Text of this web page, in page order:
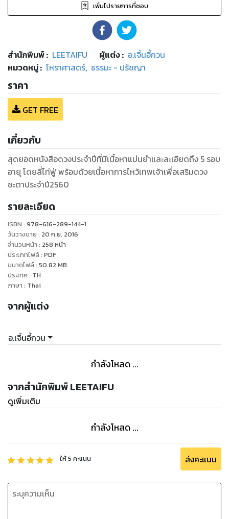
เพิ่มไปรายการที่ชอบ
สำนักพิมพ์: LEETAIFU ผู้แต่ง : อ.เจิ้นอี้กวน
หมวดหมู่: โหราศาสตร์, ธรรมะ - ปรัชญา
ราคา
GET FREE
เกี่ยวกับ
สุดยอดหนังสือดวงประจำปีที่มีเนื้อหาแม่นยำและละเอียดถึง 5 รอบ
อายุ โดยลี่ไท่ฟู่ พร้อมด้วยเนื้อหาการไหว้เทพเจ้าเพื่อเสริมดวง
ชะตาประจำปี2560
รายละเอียด
ISBN : 978-616-289-144-1
วันวางขาย : 20 ก.ย. 2016
จำนวนหน้า : 258 หน้า
ประเภทไฟล์: PDF
ขนาดไฟล์: 50.82 MB
ประเทศ: TH
ภาษา : Thai
จากผู้แต่ง
อ.เจิ้นอี้กวน
กำลังโหลด ...
จากสำนักพิมพ์ LEETAIFU
ดูเพิ่มเติม
กำลังโหลด ...
ให้5 คะแนน ส่งคะแนน